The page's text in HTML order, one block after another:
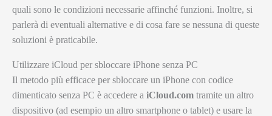
quali sono le condizioni necessarie affinché funzioni. Inoltre, si
parlerà di eventuali alternative e di cosa fare se nessuna di queste
soluzioni è praticabile.
Utilizzare iCloud per sbloccare iPhone senza PC
Il metodo più efficace per sbloccare un iPhone con codice
dimenticato senza PC è accedere a iCloud.com tramite un altro
dispositivo (ad esempio un altro smartphone o tablet) e usare la